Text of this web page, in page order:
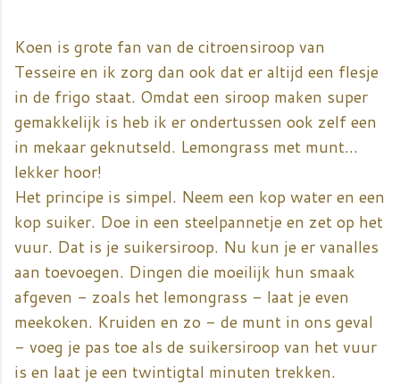
Koen is grote fan van de citroensiroop van
Tesseire en ik zorg dan ook dat er altijd een flesje
in de frigo staat. Omdat een siroop maken super
gemakkelijk is heb ik er ondertussen ook zelf een
in mekaar geknutseld. Lemongrass met munt...
lekker hoor!
Het principe is simpel. Neem een kop water en een
kop suiker. Doe in een steelpannetje en zet op het
vuur. Dat is je suikersiroop. Nu kun je er vanalles
aan toevoegen. Dingen die moeilijk hun smaak
afgeven - zoals het lemongrass - laat je even
meekoken. Kruiden en zo - de munt in ons geval
- voeg je pas toe als de suikersiroop van het vuur
is en laat je een twintigtal minuten trekken.